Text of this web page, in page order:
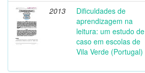
2013
Dificuldades de
aprendizagem na
leitura: um estudo de
caso em escolas de
Vila Verde (Portugal)